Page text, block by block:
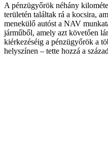
A pénzügyőrök néhány
területén találtak rá a kocsira,
menekülő autóst a NAV
járműből, amely azt követően
kiérkezéséig a pénzügyőrök a
helyszínen – tette hozzá a